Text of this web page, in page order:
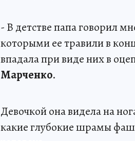
- В детстве папа говорил
которыми ее травили в
впадала при виде них в
Марченко.
Девочкой она видела на
какие глубокие шрамы